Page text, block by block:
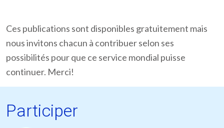
Ces publications sont disponibles gratuitement mais
nous invitons chacun à contribuer selon ses
possibilités pour que ce service mondial puisse
continuer. Merci!
Participer